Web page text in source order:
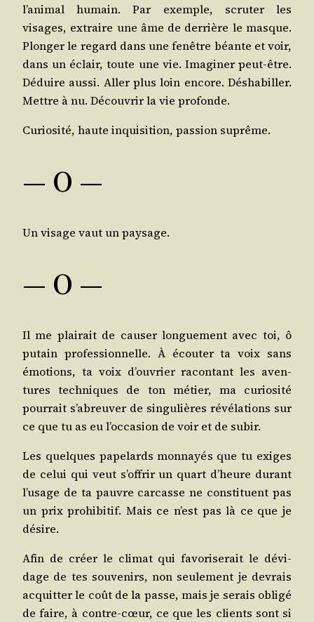
l’a­ni­mal humain. Par exemple, scru­ter les
visages, extraire une âme de der­rière le masque.
Plon­ger le regard dans une fenêtre béante et voir,
dans un éclair, toute une vie. Ima­gi­ner peut-être.
Déduire aus­si. Aller plus loin encore. Désha­biller.
Mettre à nu. Décou­vrir la vie profonde.
Curio­si­té, haute inqui­si­tion, pas­sion suprême.
— O —
Un visage vaut un paysage.
— O —
Il me plai­rait de cau­ser lon­gue­ment avec toi, ô
putain pro­fes­sion­nelle. À écou­ter ta voix sans
émo­tions, ta voix d’ou­vrier racon­tant les aven­
tures tech­niques de ton métier, ma curio­si­té
pour­rait s’a­breu­ver de sin­gu­lières révé­la­tions sur
ce que tu as eu l’oc­ca­sion de voir et de subir.
Les quelques pape­lards mon­nayés que tu exiges
de celui qui veut s’of­frir un quart d’heure durant
l’u­sage de ta pauvre car­casse ne consti­tuent pas
un prix pro­hi­bi­tif. Mais ce n’est pas là ce que je
désire.
Afin de créer le cli­mat qui favo­ri­se­rait le dévi­
dage de tes sou­ve­nirs, non seule­ment je devrais
acquit­ter le coût de la passe, mais je serais obli­gé
de faire, à contre-cœur, ce que les clients sont si